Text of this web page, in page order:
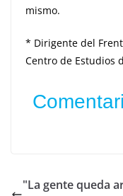
mismo.
* Dirigente del
Centro de Estudios
"La gente queda